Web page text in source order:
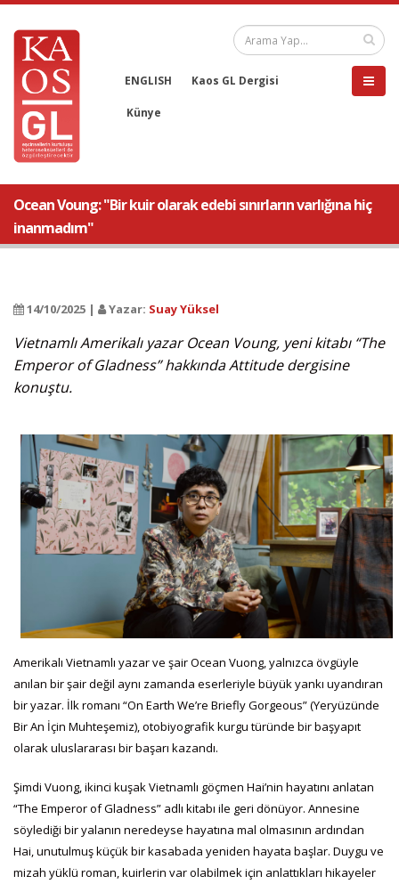
ENGLISH Kaos GL Dergisi
Künye
Ocean Voung: "Bir kuir olarak edebi sınırların varlığına hiç
inanmadım"
14/10/2025 | Yazar: Suay Yüksel
Vietnamlı Amerikalı yazar Ocean Voung, yeni kitabı “The
Emperor of Gladness” hakkında Attitude dergisine
konuştu.
Amerikalı Vietnamlı yazar ve şair Ocean Vuong, yalnızca övgüyle
anılan bir şair değil aynı zamanda eserleriyle büyük yankı uyandıran
bir yazar. İlk romanı “On Earth We’re Briefly Gorgeous” (Yeryüzünde
Bir An İçin Muhteşemiz), otobiyografik kurgu türünde bir başyapıt
olarak uluslararası bir başarı kazandı.
Şimdi Vuong, ikinci kuşak Vietnamlı göçmen Hai’nin hayatını anlatan
“The Emperor of Gladness” adlı kitabı ile geri dönüyor. Annesine
söylediği bir yalanın neredeyse hayatına mal olmasının ardından
Hai, unutulmuş küçük bir kasabada yeniden hayata başlar. Duygu ve
mizah yüklü roman, kuirlerin var olabilmek için anlattıkları hikayeler